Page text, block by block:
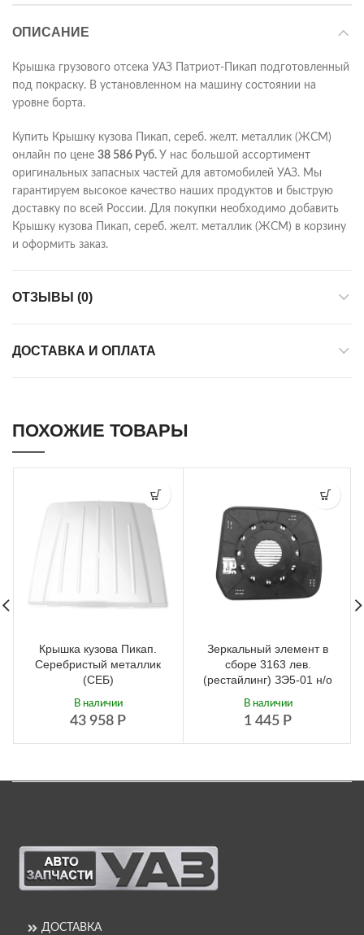
ОПИСАНИЕ
Крышка грузового отсека УАЗ Патриот-Пикап подготовленный
под покраску. В установленном на машину состоянии на
уровне борта.
Купить Крышку кузова Пикап, сереб. желт. металлик (ЖСМ)
онлайн по цене 38 586 Руб. У нас большой ассортимент
оригинальных запасных частей для автомобилей УАЗ. Мы
гарантируем высокое качество наших продуктов и быструю
доставку по всей России. Для покупки необходимо добавить
Крышку кузова Пикап, сереб. желт. металлик (ЖСМ) в корзину
и оформить заказ.
ОТЗЫВЫ (0)
ДОСТАВКА И ОПЛАТА
ПОХОЖИЕ ТОВАРЫ
Крышка кузова Пикап.
Серебристый металлик
(СЕБ)
43 958 Р
В наличии
Зеркальный элемент в
сборе 3163 лев.
(рестайлинг) ЗЭ5-01 н/о
1 445 Р
В наличии
ДОСТАВКА